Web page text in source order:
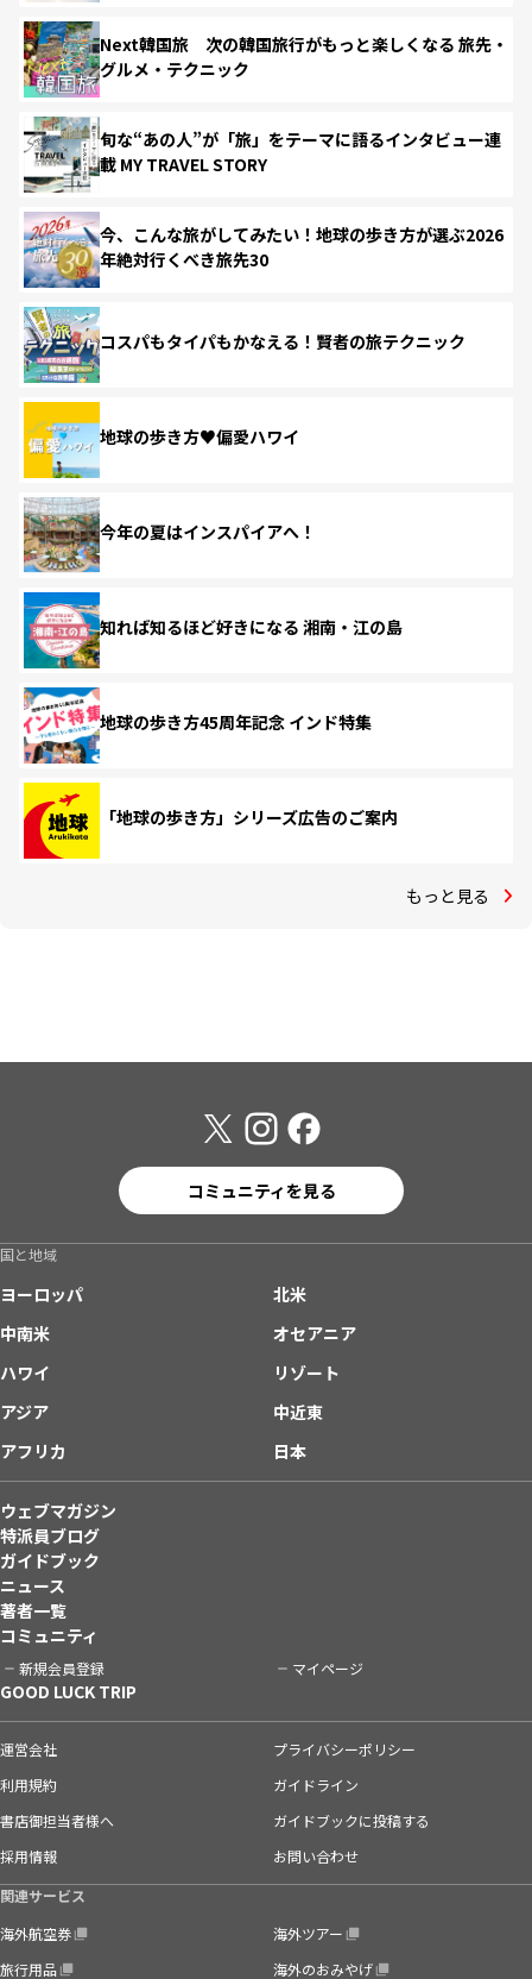
Next韓国旅 次の韓国旅行がもっと楽しくなる 旅先・
グルメ・テクニック
旬な“あの人”が「旅」をテーマに語るインタビュー連
載 MY TRAVEL STORY
今、こんな旅がしてみたい！地球の歩き方が選ぶ2026
年絶対行くべき旅先30
コスパもタイパもかなえる！賢者の旅テクニック
地球の歩き方♥偏愛ハワイ
今年の夏はインスパイアへ！
知れば知るほど好きになる 湘南・江の島
地球の歩き方45周年記念 インド特集
「地球の歩き方」シリーズ広告のご案内
もっと見る
コミュニティを見る
国と地域
ヨーロッパ
北米
中南米
オセアニア
ハワイ
リゾート
アジア
中近東
アフリカ
日本
ウェブマガジン
特派員ブログ
ガイドブック
ニュース
著者一覧
コミュニティ
新規会員登録 マイページ
GOOD LUCK TRIP
運営会社
プライバシーポリシー
利用規約
ガイドライン
書店御担当者様へ
ガイドブックに投稿する
採用情報
お問い合わせ
関連サービス
海外航空券
海外ツアー
旅行用品
海外のおみやげ